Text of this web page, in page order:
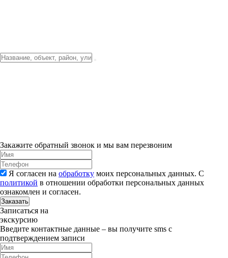
Закажите обратный звонок и мы вам перезвоним
Я согласен на обработку моих персональных данных. С
политикой в отношении обработки персональных данных
ознакомлен и согласен.
Заказать
Записаться на
экскурсию
Введите контактные данные – вы получите sms с
подтверждением записи